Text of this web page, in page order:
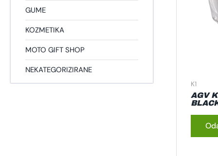
GUME
KOZMETIKA
MOTO GIFT SHOP
NEKATEGORIZIRANE
K1
AGV